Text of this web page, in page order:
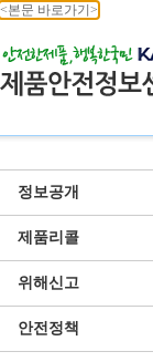
<본문 바로가기>
정보공개
제품리콜
위해신고
안전정책